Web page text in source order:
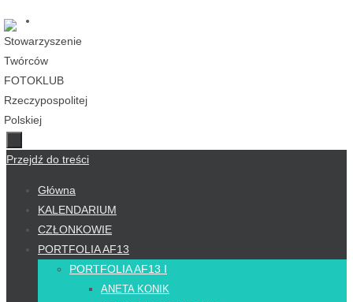
Przejdź do treści
Główna
KALENDARIUM
CZŁONKOWIE
PORTFOLIA AF13
PORTFOLIA AF13 I
ANETA KONIK